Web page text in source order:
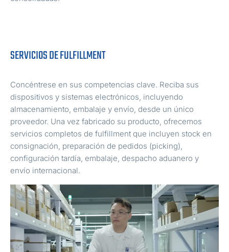
SERVICIOS DE FULFILLMENT
Concéntrese en sus competencias clave. Reciba sus
dispositivos y sistemas electrónicos, incluyendo
almacenamiento, embalaje y envío, desde un único
proveedor. Una vez fabricado su producto, ofrecemos
servicios completos de fulfillment que incluyen stock en
consignación, preparación de pedidos (picking),
configuración tardía, embalaje, despacho aduanero y
envío internacional.